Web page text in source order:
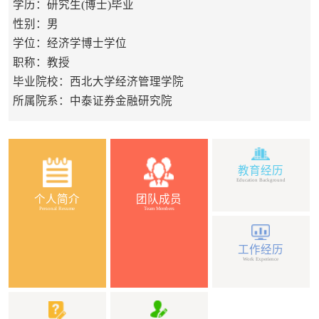
学历：研究生(博士)毕业
性别：男
学位：经济学博士学位
职称：教授
毕业院校：西北大学经济管理学院
所属院系：中泰证券金融研究院
个人简介
Personal Resume
团队成员
Team Members
教育经历
Education Background
工作经历
Work Experience